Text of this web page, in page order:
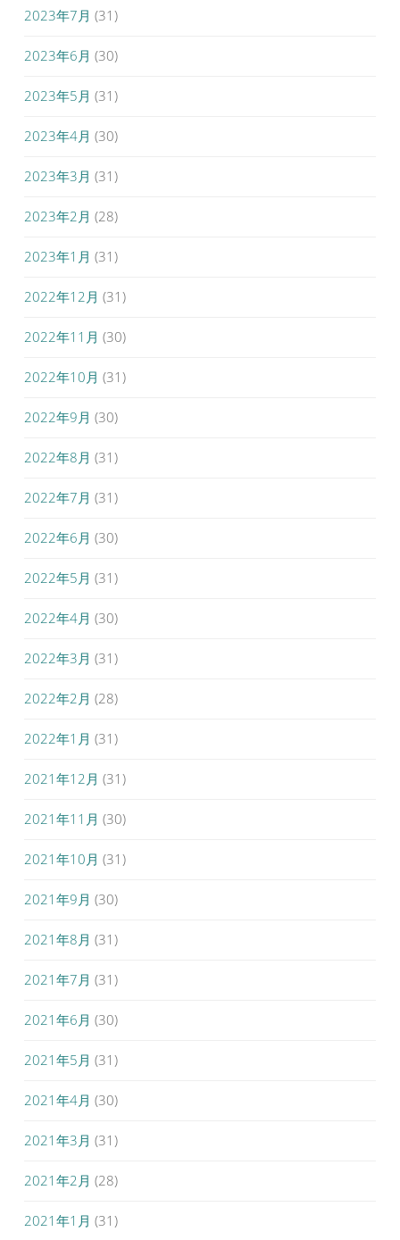
2023年7月 (31)
2023年6月 (30)
2023年5月 (31)
2023年4月 (30)
2023年3月 (31)
2023年2月 (28)
2023年1月 (31)
2022年12月 (31)
2022年11月 (30)
2022年10月 (31)
2022年9月 (30)
2022年8月 (31)
2022年7月 (31)
2022年6月 (30)
2022年5月 (31)
2022年4月 (30)
2022年3月 (31)
2022年2月 (28)
2022年1月 (31)
2021年12月 (31)
2021年11月 (30)
2021年10月 (31)
2021年9月 (30)
2021年8月 (31)
2021年7月 (31)
2021年6月 (30)
2021年5月 (31)
2021年4月 (30)
2021年3月 (31)
2021年2月 (28)
2021年1月 (31)